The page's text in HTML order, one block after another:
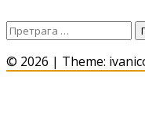
Претрага
© 2026 | Theme: